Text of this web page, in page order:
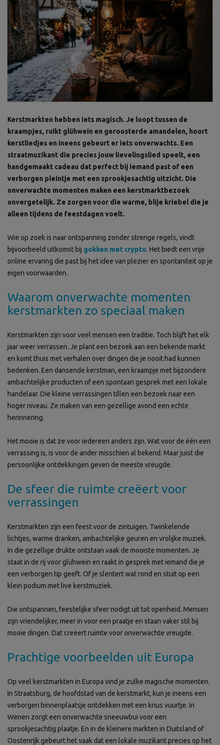
Kerstmarkten hebben iets magisch. Je loopt tussen de
kraampjes, ruikt glühwein en geroosterde amandelen, hoort
kerstliedjes en ineens gebeurt er iets onverwachts. Een
straatmuzikant die precies jouw lievelingslied speelt, een
handgemaakt cadeau dat perfect bij iemand past of een
verborgen pleintje met een sprookjesachtig uitzicht. Die
onverwachte momenten maken een kerstmarktbezoek
onvergetelijk. Ze zorgen voor die warme, blije kriebel die je
alleen tijdens de feestdagen voelt.
Wie op zoek is naar ontspanning zonder strenge regels, vindt
bijvoorbeeld uitkomst bij gokken met crypto. Het biedt een vrije
online ervaring die past bij het idee van plezier en spontaniteit op je
eigen voorwaarden.
Waarom onverwachte momenten
kerstmarkten zo speciaal maken
Kerstmarkten zijn voor veel mensen een traditie. Toch blijft het elk
jaar weer verrassen. Je plant een bezoek aan een bekende markt
en komt thuis met verhalen over dingen die je nooit had kunnen
bedenken. Een dansende kerstman, een kraampje met bijzondere
ambachtelijke producten of een spontaan gesprek met een lokale
handelaar. Die kleine verrassingen tillen een bezoek naar een
hoger niveau. Ze maken van een gezellige avond een echte
herinnering.
Het mooie is dat ze voor iedereen anders zijn. Wat voor de één een
verrassing is, is voor de ander misschien al bekend. Maar juist die
persoonlijke ontdekkingen geven de meeste vreugde.
De sfeer die ruimte creëert voor
verrassingen
Kerstmarkten zijn een feest voor de zintuigen. Twinkelende
lichtjes, warme dranken, ambachtelijke geuren en vrolijke muziek.
In die gezellige drukte ontstaan vaak de mooiste momenten. Je
staat in de rij voor glühwein en raakt in gesprek met iemand die je
een verborgen tip geeft. Of je slentert wat rond en stuit op een
klein podium met live kerstmuziek.
Die ontspannen, feestelijke sfeer nodigt uit tot openheid. Mensen
zijn vriendelijker, meer in voor een praatje en staan vaker stil bij
mooie dingen. Dat creëert ruimte voor onverwachte vreugde.
Prachtige voorbeelden uit Europa
Op veel kerstmarkten in Europa vind je zulke magische momenten.
In Straatsburg, de hoofdstad van de kerstmarkt, kun je ineens een
verborgen binnenplaatsje ontdekken met een knus vuurtje. In
Wenen zorgt een onverwachte sneeuwbui voor een
sprookjesachtig plaatje. En in de kleinere markten in Duitsland of
Oostenrijk gebeurt het vaak dat een lokale muzikant precies op het